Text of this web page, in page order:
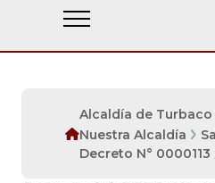
Alcaldía de
Nuestra Alcaldía
Decreto N° 0000113